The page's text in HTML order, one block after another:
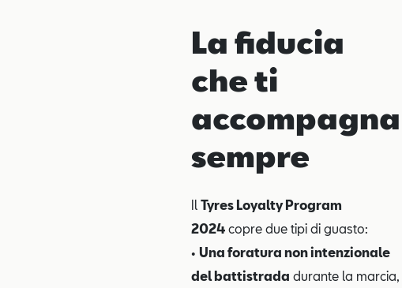
La fiducia
che ti
accompagna
sempre
Il Tyres Loyalty Program
2024 copre due tipi di guasto:
• Una foratura non intenzionale
del battistrada durante la marcia,